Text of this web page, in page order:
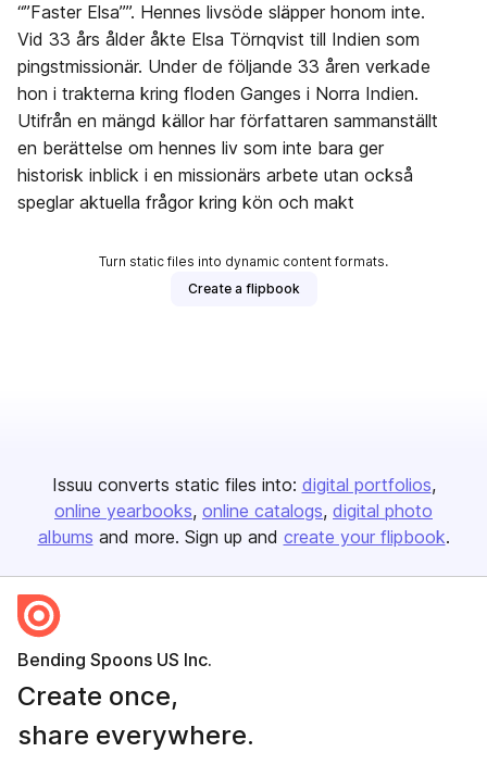
“”Faster Elsa””. Hennes livsöde släpper honom inte.
Vid 33 års ålder åkte Elsa Törnqvist till Indien som
pingstmissionär. Under de följande 33 åren verkade
hon i trakterna kring floden Ganges i Norra Indien.
Utifrån en mängd källor har författaren sammanställt
en berättelse om hennes liv som inte bara ger
historisk inblick i en missionärs arbete utan också
speglar aktuella frågor kring kön och makt
Turn static files into dynamic content formats.
Create a flipbook
Issuu converts static files into: digital portfolios
online yearbooks online catalogs digital photo
albums and more. Sign up and create your flipbook.
Bending Spoons US Inc.
Create once,
share everywhere.